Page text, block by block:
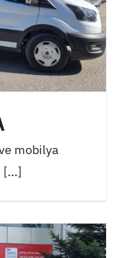
mobilya
[...]